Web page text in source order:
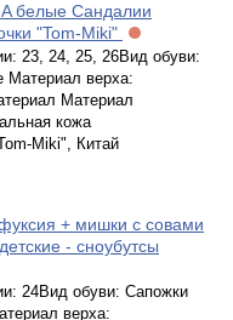
белые Сандалии
"Tom-Miki"
23, 24, 25, 26Вид обуви:
Материал верха:
Материал
кожа
Miki", Китай
+ мишки с совами
- сноубутсы
24Вид обуви: Сапожки
верха: